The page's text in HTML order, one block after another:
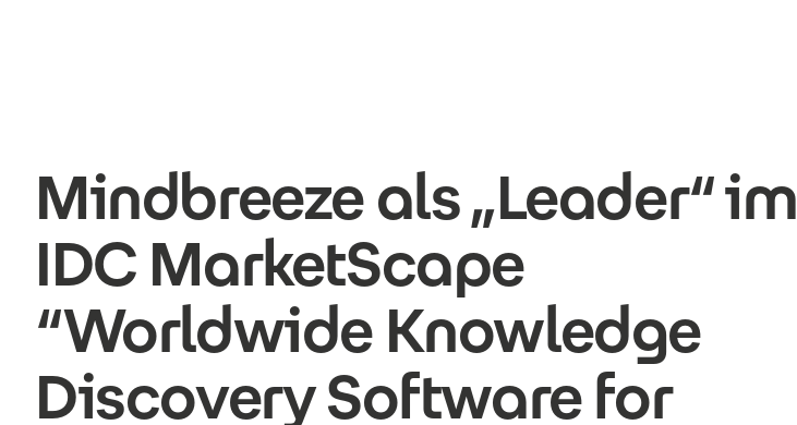
Mindbreeze als „Leader“ im
IDC MarketScape
“Worldwide Knowledge
Discovery Software for